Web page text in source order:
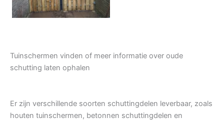
Tuinschermen vinden of meer informatie over oude
schutting laten ophalen
Er zijn verschillende soorten schuttingdelen leverbaar, zoals
houten tuinschermen, betonnen schuttingdelen en